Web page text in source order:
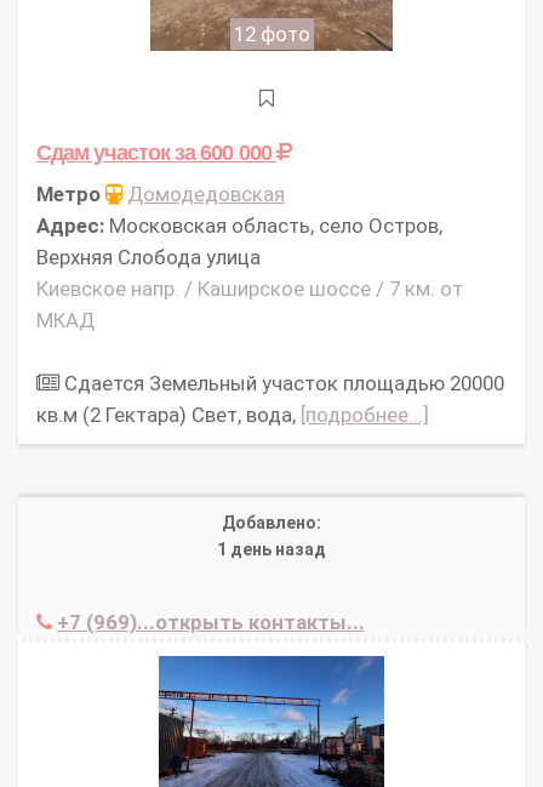
12 фото
Сдам участокза 600 000
Метро
Домодедовская
Адрес: Московская область, село Остров,
Верхняя Слобода улица
Киевское напр. / Каширское шоссе / 7 км. от
МКАД
Сдается Земельный участок площадью 20000
кв.м (2 Гектара) Свет, вода, [подробнее...]
Добавлено:
1 день назад
+7 (969)...открыть контакты...